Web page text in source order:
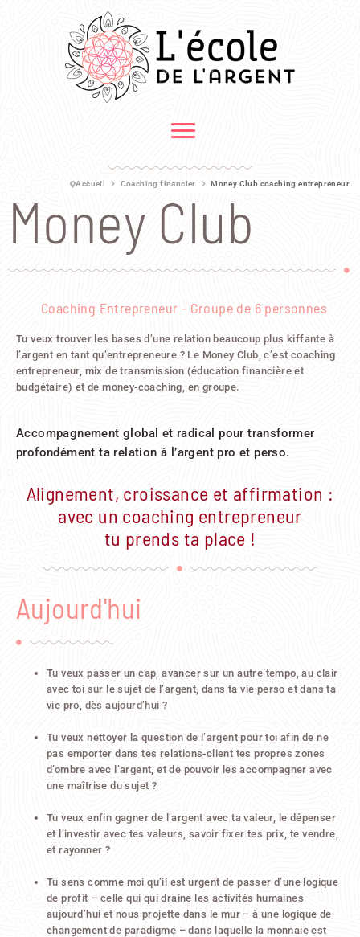
Accueil Coaching financier Money Club coaching entrepreneur
Money Club
Coaching Entrepreneur - Groupe de 6 personnes
Tu veux trouver les bases d’une relation beaucoup plus kiffante à
l’argent en tant qu’entrepreneure ? Le Money Club, c’est coaching
entrepreneur, mix de transmission (éducation financière et
budgétaire) et de money-coaching, en groupe.
Accompagnement global et radical pour transformer
profondément ta relation à l’argent pro et perso.
Alignement, croissance et affirmation :
avec un coaching entrepreneur
tu prends ta place !
Aujourd'hui
Tu veux passer un cap, avancer sur un autre tempo, au clair
avec toi sur le sujet de l’argent, dans ta vie perso et dans ta
vie pro, dès aujourd’hui ?
Tu veux nettoyer la question de l’argent pour toi afin de ne
pas emporter dans tes relations-client tes propres zones
d’ombre avec l’argent, et de pouvoir les accompagner avec
une maîtrise du sujet ?
Tu veux enfin gagner de l’argent avec ta valeur, le dépenser
et l’investir avec tes valeurs, savoir fixer tes prix, te vendre,
et rayonner ?
Tu sens comme moi qu’il est urgent de passer d’une logique
de profit – celle qui qui draine les activités humaines
aujourd’hui et nous projette dans le mur – à une logique de
changement de paradigme – dans laquelle la monnaie est